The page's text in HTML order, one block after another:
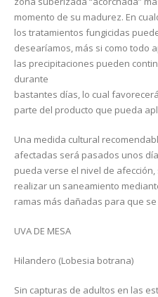
momento de su madurez. En
los tratamientos fungicidas
desearíamos, más si como todo
las precipitaciones pueden
durante
bastantes días, lo cual
parte del producto que pueda
Una medida cultural
afectadas será pasados unos
pueda verse el nivel de
realizar un saneamiento
ramas más dañadas para que
UVA DE MESA
Hilandero (Lobesia botrana)
Sin capturas de adultos en las